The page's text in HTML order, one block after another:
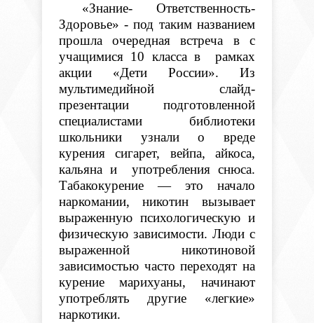
«Знание- Ответственность-
Здоровье» - под таким названием
прошла очередная встреча в с
учащимися 10 класса в рамках
акции «Дети России». Из
мультимедийной слайд-
презентации подготовленной
специалистами библиотеки
школьники узнали о вреде
курения сигарет, вейпа, айкоса,
кальяна и употребления снюса.
Табакокурение — это начало
наркомании, никотин вызывает
выраженную психологическую и
физическую зависимости. Люди с
выраженной никотиновой
зависимостью часто переходят на
курение марихуаны, начинают
употреблять другие «легкие»
наркотики.